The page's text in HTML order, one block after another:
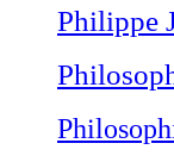
Philippe